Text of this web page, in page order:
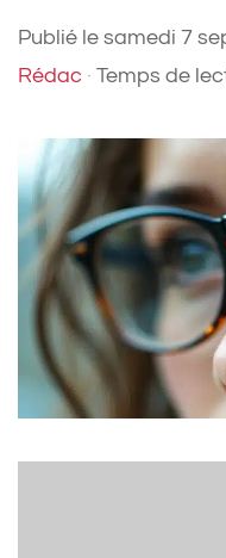
Publié le samedi 7
Rédac · Temps de